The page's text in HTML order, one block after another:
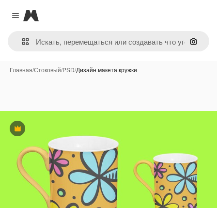
Close menu
Magnific
Поиск
Главная/Стоковый/PSD/Дизайн макета кружки
Премиум